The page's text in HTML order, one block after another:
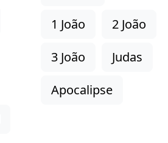
1 João
2 João
3 João
Judas
Apocalipse